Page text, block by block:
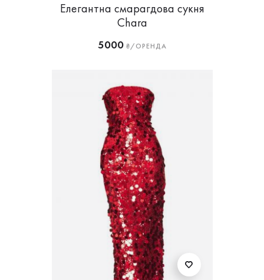
Елегантна смарагдова сукня
Chara
5000₴/ОРЕНДА